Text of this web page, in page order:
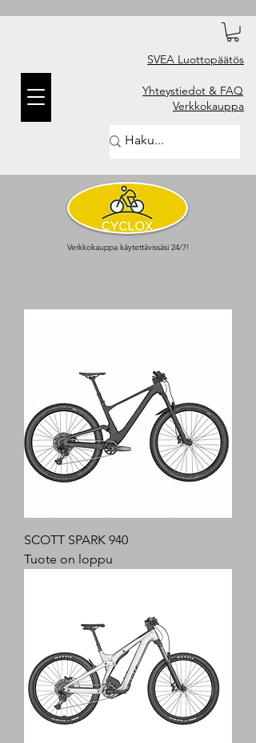
SVEA Luottopäätös
Yhteystiedot & FAQ
Verkkokauppa
Verkkokauppa käytettävissäsi 24/7!
SCOTT SPARK 940
Tuote on loppu